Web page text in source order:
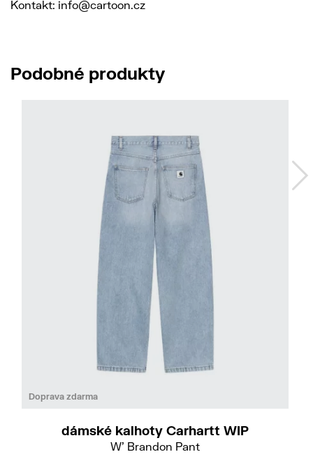
Kontakt: info@cartoon.cz
Podobné produkty
Doprava zdarma
dámské kalhoty Carhartt WIP
W' Brandon Pant